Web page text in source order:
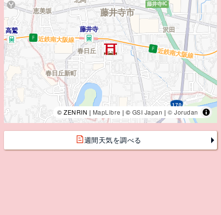
© ZENRIN | MapLibre | © GSI Japan |© Jorudan
週間天気を調べる